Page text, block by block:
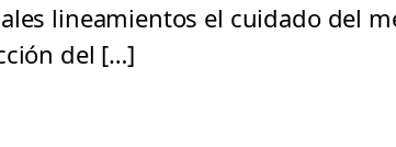
lineamientos el cuidado del
del […]